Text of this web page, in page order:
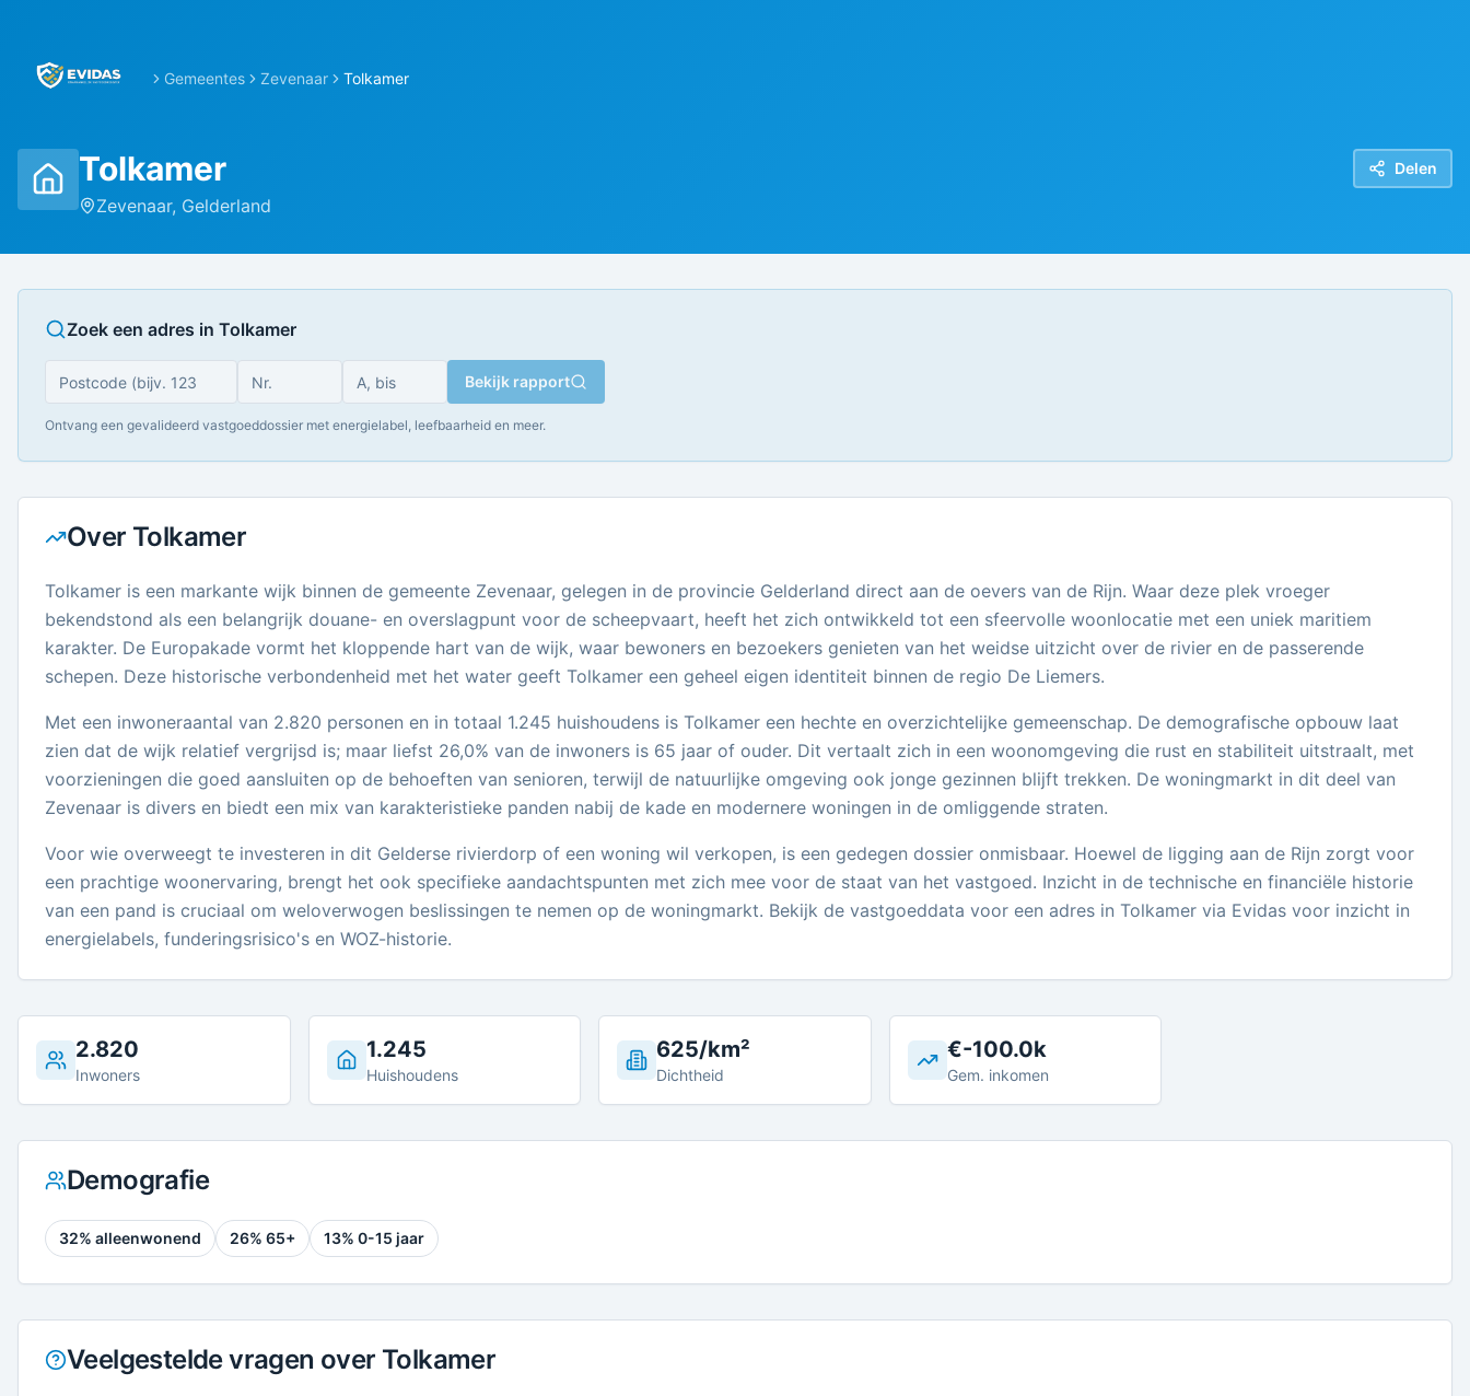
Gemeentes Zevenaar Tolkamer
Tolkamer
Zevenaar, Gelderland
Delen
Zoek een adres in Tolkamer
Bekijk rapport
Ontvang een gevalideerd vastgoeddossier met energielabel, leefbaarheid en meer.
Over Tolkamer
Tolkamer is een markante wijk binnen de gemeente Zevenaar, gelegen in de provincie Gelderland direct aan de oevers van de Rijn. Waar deze plek vroeger
bekendstond als een belangrijk douane- en overslagpunt voor de scheepvaart, heeft het zich ontwikkeld tot een sfeervolle woonlocatie met een uniek maritiem
karakter. De Europakade vormt het kloppende hart van de wijk, waar bewoners en bezoekers genieten van het weidse uitzicht over de rivier en de passerende
schepen. Deze historische verbondenheid met het water geeft Tolkamer een geheel eigen identiteit binnen de regio De Liemers.
Met een inwoneraantal van 2.820 personen en in totaal 1.245 huishoudens is Tolkamer een hechte en overzichtelijke gemeenschap. De demografische opbouw laat
zien dat de wijk relatief vergrijsd is; maar liefst 26,0% van de inwoners is 65 jaar of ouder. Dit vertaalt zich in een woonomgeving die rust en stabiliteit uitstraalt, met
voorzieningen die goed aansluiten op de behoeften van senioren, terwijl de natuurlijke omgeving ook jonge gezinnen blijft trekken. De woningmarkt in dit deel van
Zevenaar is divers en biedt een mix van karakteristieke panden nabij de kade en modernere woningen in de omliggende straten.
Voor wie overweegt te investeren in dit Gelderse rivierdorp of een woning wil verkopen, is een gedegen dossier onmisbaar. Hoewel de ligging aan de Rijn zorgt voor
een prachtige woonervaring, brengt het ook specifieke aandachtspunten met zich mee voor de staat van het vastgoed. Inzicht in de technische en financiële historie
van een pand is cruciaal om weloverwogen beslissingen te nemen op de woningmarkt. Bekijk de vastgoeddata voor een adres in Tolkamer via Evidas voor inzicht in
energielabels, funderingsrisico's en WOZ-historie.
2.820
Inwoners
1.245
Huishoudens
625/km²
Dichtheid
€-100.0k
Gem. inkomen
Demografie
32% alleenwonend 26% 65+ 13% 0-15 jaar
Veelgestelde vragen over Tolkamer